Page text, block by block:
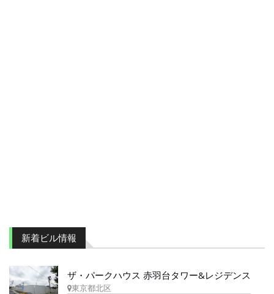
新着ビル情報
ザ・パークハウス 赤羽台タワー&レジデンス
東京都北区